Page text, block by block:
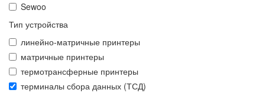
Sewoo
Тип устройства
линейно-матричные принтеры
матричные принтеры
термотрансферные принтеры
терминалы сбора данных (ТСД)